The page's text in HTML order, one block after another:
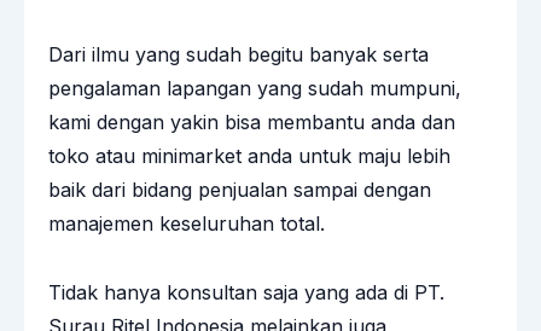
Dari ilmu yang sudah begitu banyak serta
pengalaman lapangan yang sudah mumpuni,
kami dengan yakin bisa membantu anda dan
toko atau minimarket anda untuk maju lebih
baik dari bidang penjualan sampai dengan
manajemen keseluruhan total.
Tidak hanya konsultan saja yang ada di PT.